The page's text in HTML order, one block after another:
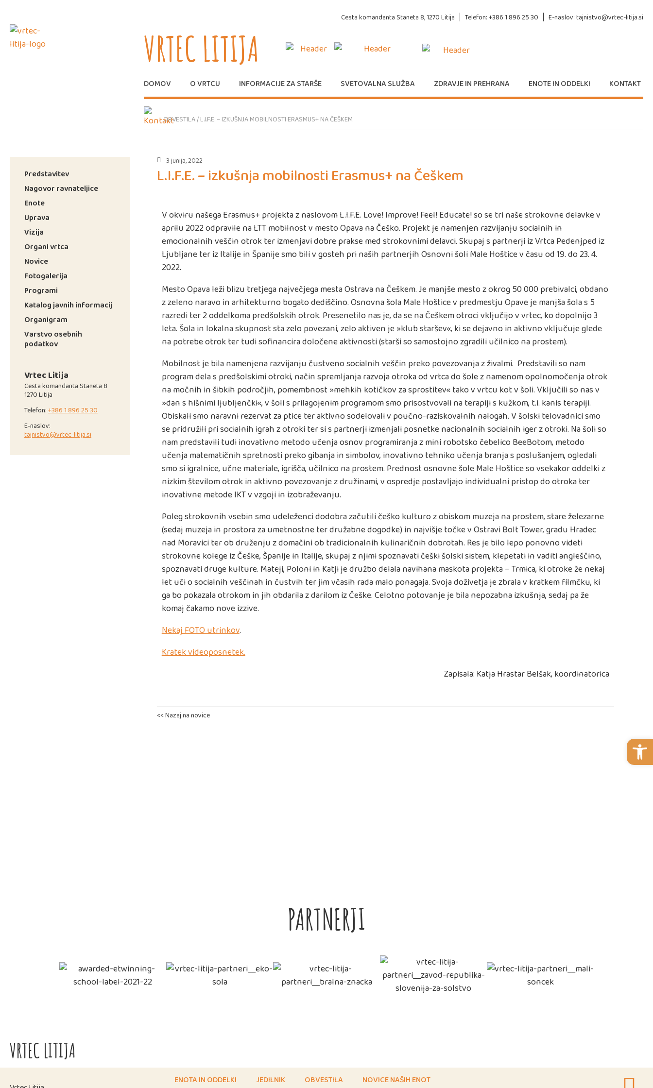
Cesta komandanta Staneta 8, 1270 Litija Telefon: +386 1 896 25 30 E-naslov: tajnistvo@vrtec-litija.si
VRTEC LITIJA
DOMOV O VRTCU INFORMACIJE ZA STARŠE SVETOVALNA SLUŽBA ZDRAVJE IN PREHRANA ENOTE IN ODDELKI KONTAKT
OBVESTILA/L.I.F.E. – IZKUŠNJA MOBILNOSTI ERASMUS+ NA ČEŠKEM
Predstavitev
Nagovor ravnateljice
Enote
Uprava
Vizija
Organi vrtca
Novice
Fotogalerija
Programi
Katalog javnih informacij
Organigram
Varstvo osebnih
podatkov
Vrtec Litija
Cesta komandanta Staneta 8
1270 Litija
Telefon: +386 1 896 25 30
E-naslov:
tajnistvo@vrtec-litija.si
3 junija, 2022
L.I.F.E. – izkušnja mobilnosti Erasmus+ na Češkem
V okviru našega Erasmus+ projekta z naslovom L.I.F.E. Love! Improve! Feel! Educate! so se tri naše strokovne delavke v
aprilu 2022 odpravile na LTT mobilnost v mesto Opava na Češko. Projekt je namenjen razvijanju socialnih in
emocionalnih veščin otrok ter izmenjavi dobre prakse med strokovnimi delavci. Skupaj s partnerji iz Vrtca Pedenjped iz
Ljubljane ter iz Italije in Španije smo bili v gosteh pri naših partnerjih Osnovni šoli Male Hoštice v času od 19. do 23. 4.
2022.
Mesto Opava leži blizu tretjega največjega mesta Ostrava na Češkem. Je manjše mesto z okrog 50 000 prebivalci, obdano
z zeleno naravo in arhitekturno bogato dediščino. Osnovna šola Male Hoštice v predmestju Opave je manjša šola s 5
razredi ter 2 oddelkoma predšolskih otrok. Presenetilo nas je, da se na Češkem otroci vključijo v vrtec, ko dopolnijo 3
leta. Šola in lokalna skupnost sta zelo povezani, zelo aktiven je »klub staršev«, ki se dejavno in aktivno vključuje glede
na potrebe otrok ter tudi sofinancira določene aktivnosti (starši so samostojno zgradili učilnico na prostem).
Mobilnost je bila namenjena razvijanju čustveno socialnih veščin preko povezovanja z živalmi. Predstavili so nam
program dela s predšolskimi otroki, način spremljanja razvoja otroka od vrtca do šole z namenom opolnomočenja otrok
na močnih in šibkih področjih, pomembnost »mehkih kotičkov za sprostitev« tako v vrtcu kot v šoli. Vključili so nas v
»dan s hišnimi ljubljenčki«, v šoli s prilagojenim programom smo prisostvovali na terapiji s kužkom, t.i. kanis terapiji.
Obiskali smo naravni rezervat za ptice ter aktivno sodelovali v poučno-raziskovalnih nalogah. V šolski telovadnici smo
se pridružili pri socialnih igrah z otroki ter si s partnerji izmenjali posnetke nacionalnih socialnih iger z otroki. Na šoli so
nam predstavili tudi inovativno metodo učenja osnov programiranja z mini robotsko čebelico BeeBotom, metodo
učenja matematičnih spretnosti preko gibanja in simbolov, inovativno tehniko učenja branja s poslušanjem, ogledali
smo si igralnice, učne materiale, igrišča, učilnico na prostem. Prednost osnovne šole Male Hoštice so vsekakor oddelki z
nizkim številom otrok in aktivno povezovanje z družinami, v ospredje postavljajo individualni pristop do otroka ter
inovativne metode IKT v vzgoji in izobraževanju.
Poleg strokovnih vsebin smo udeleženci dodobra začutili češko kulturo z obiskom muzeja na prostem, stare železarne
(sedaj muzeja in prostora za umetnostne ter družabne dogodke) in najvišje točke v Ostravi Bolt Tower, gradu Hradec
nad Moravici ter ob druženju z domačini ob tradicionalnih kulinaričnih dobrotah. Res je bilo lepo ponovno videti
strokovne kolege iz Češke, Španije in Italije, skupaj z njimi spoznavati češki šolski sistem, klepetati in vaditi angleščino,
spoznavati druge kulture. Mateji, Poloni in Katji je družbo delala navihana maskota projekta – Trmica, ki otroke že nekaj
let uči o socialnih veščinah in čustvih ter jim včasih rada malo ponagaja. Svoja doživetja je zbrala v kratkem filmčku, ki
ga bo pokazala otrokom in jih obdarila z darilom iz Češke. Celotno potovanje je bila nepozabna izkušnja, sedaj pa že
komaj čakamo nove izzive.
Nekaj FOTO utrinkov.
Kratek videoposnetek.
Zapisala: Katja Hrastar Belšak, koordinatorica
<< Nazaj na novice
PARTNERJI
VRTEC LITIJA
ENOTA IN ODDELKI JEDILNIK OBVESTILA NOVICE NAŠIH ENOT